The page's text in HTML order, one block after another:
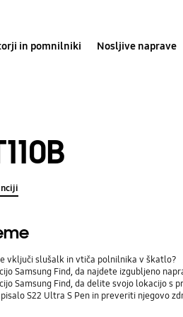
in pomnilniki Nosljive naprave
vključi slušalk in vtiča polnilnika v škatlo?
Samsung Find, da najdete izgubljeno
Samsung Find, da delite svojo lokacijo s
S22 Ultra S Pen in preveriti njegovo